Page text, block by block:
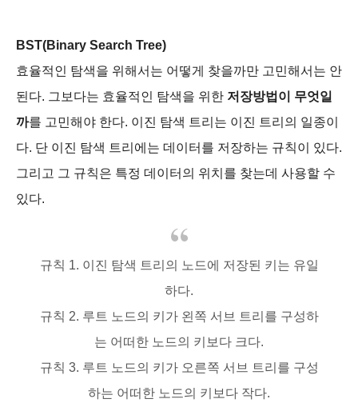
BST(Binary Search Tree)
효율적인 탐색을 위해서는 어떻게 찾을까만 고민해서는 안
된다. 그보다는 효율적인 탐색을 위한 저장방법이 무엇일
까를 고민해야 한다. 이진 탐색 트리는 이진 트리의 일종이
다. 단 이진 탐색 트리에는 데이터를 저장하는 규칙이 있다.
그리고 그 규칙은 특정 데이터의 위치를 찾는데 사용할 수
있다.
규칙 1. 이진 탐색 트리의 노드에 저장된 키는 유일
하다.
규칙 2. 루트 노드의 키가 왼쪽 서브 트리를 구성하
는 어떠한 노드의 키보다 크다.
규칙 3. 루트 노드의 키가 오른쪽 서브 트리를 구성
하는 어떠한 노드의 키보다 작다.